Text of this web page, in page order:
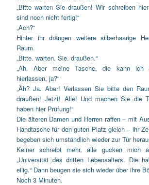
„Bitte warten Sie draußen! Wir schreiben
sind noch nicht fertig!“
„Ach?“
Hinter ihr drängen weitere silberhaarige
Raum.
„Bitte. warten. Sie. draußen.“
„Ah. Aber meine Tasche, die kann ich
hierlassen, ja?“
„Äh? Ja. Aber! Verlassen Sie bitte den
draußen! Jetzt! Alle! Und machen Sie die
haben hier Prüfung!“
Die älteren Damen und Herren raffen – mit
Handtasche für den guten Platz gleich – ihr
begeben sich umständlich wieder zur Tür
Keiner schreibt mehr, alle gucken mich
„Universität des dritten Lebensalters. Die
eilig.“ Dann beugen sie sich wieder über ihre
Noch 3 Minuten.